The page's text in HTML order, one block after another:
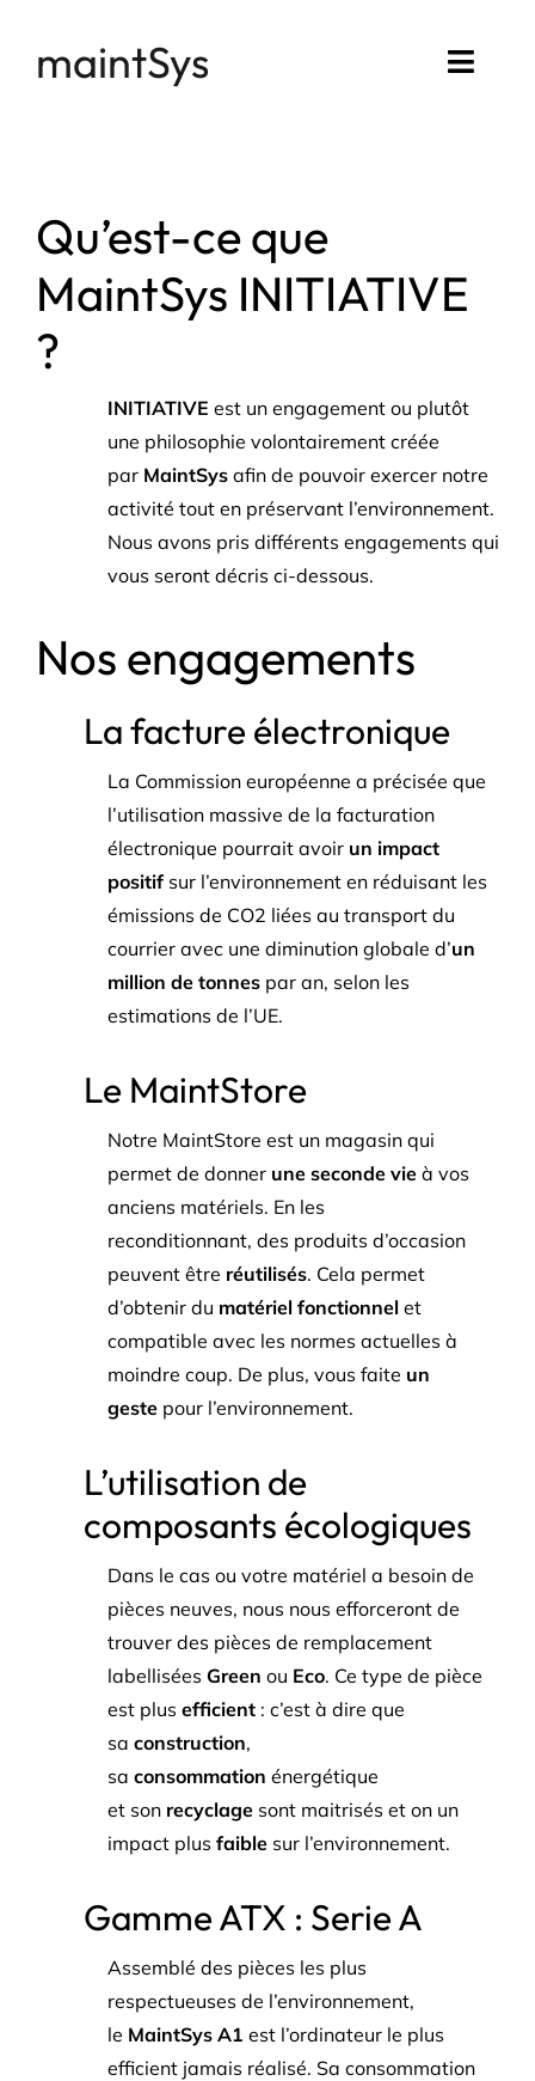
contenumaintSys
Compte maintSys
Mon assistance
Qu’est-ce que
MaintSys INITIATIVE
?
INITIATIVE est un engagement ou plutôt
une philosophie volontairement créée
par MaintSysafin de pouvoir exercer notre
activité tout en préservant l’environnement.
Nous avons pris différents engagements qui
vous seront décris ci-dessous.
Nos engagements
La facture électronique
La Commission européenne a précisée que
l’utilisation massive de la facturation
électronique pourrait avoir un impact
positifsur l’environnement en réduisant les
émissions de CO2 liées au transport du
courrier avec une diminution globale d’un
million de tonnespar an, selon les
estimations de l’UE.
Le MaintStore
Notre MaintStore est un magasin qui
permet de donner une seconde vieà vos
anciens matériels. En les
reconditionnant, des produits d’occasion
peuvent être réutilisés. Cela permet
d’obtenir du matériel fonctionnelet
compatible avec les normes actuelles à
moindre coup. De plus, vous faite un
gestepour l’environnement.
L’utilisation de
composants écologiques
Dans le cas ou votre matériel a besoin de
pièces neuves, nous nous efforceront de
trouver des pièces de remplacement
labellisées Green ou Eco. Ce type de pièce
est plus efficient: c’est à dire que
sa construction,
sa consommation énergétique
et son recyclagesont maitrisés et on un
impact plus faiblesur l’environnement.
Gamme ATX : Serie A
Assemblé des pièces les plus
respectueuses de l’environnement,
le MaintSys A1 est l’ordinateur le plus
efficient jamais réalisé. Sa consommation